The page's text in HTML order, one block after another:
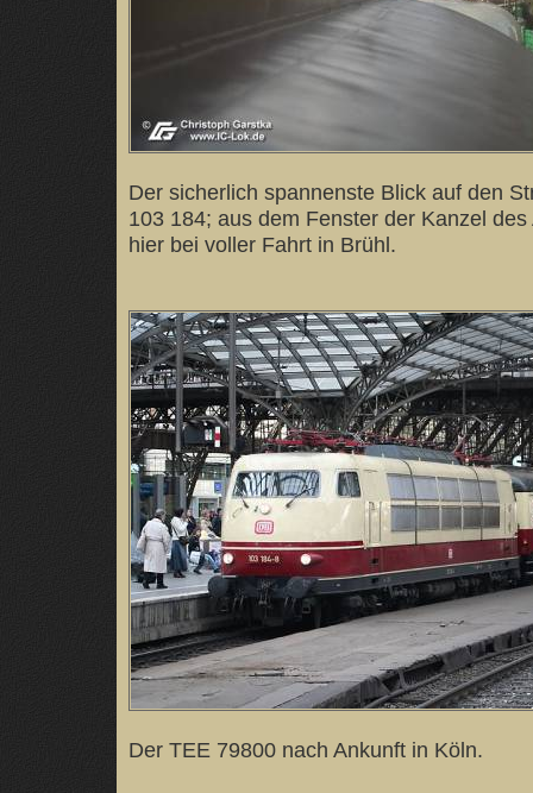
Der sicherlich spannenste Blick auf den
103 184; aus dem Fenster der Kanzel
hier bei voller Fahrt in Brühl.
Der TEE 79800 nach Ankunft in Köln.